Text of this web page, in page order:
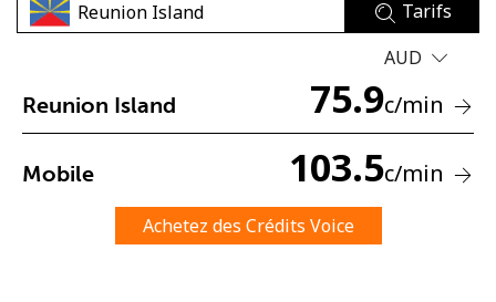
Aucun mot de passe créé
Un numéro
Tarifs
AUD
Reunion Island 75.9c/min
Mobile 103.5c/min
Achetez des Crédits Voice